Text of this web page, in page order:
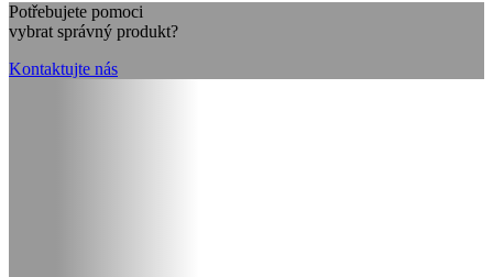
Potřebujete pomoci
vybrat správný produkt?
Kontaktujte nás